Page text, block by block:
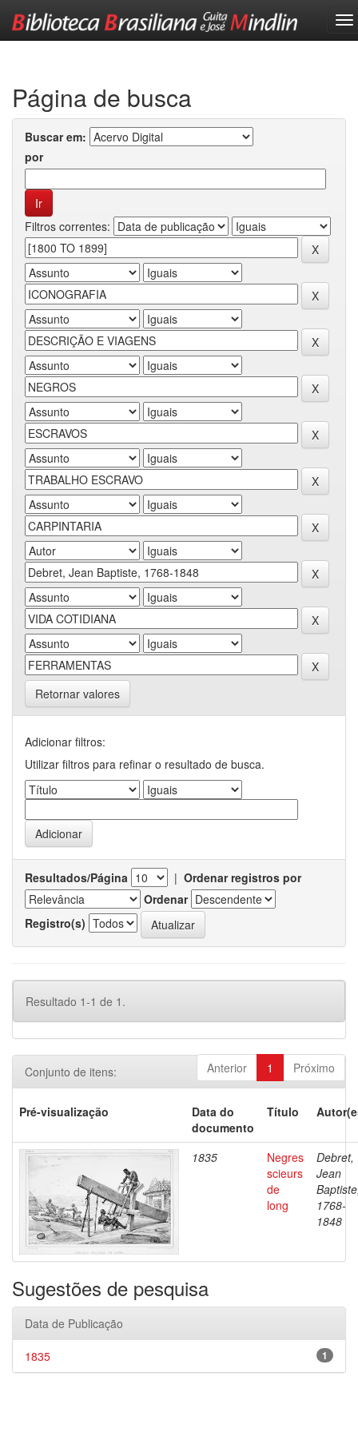
Página de busca
Buscar em:
por
Filtros correntes:
Retornar valores
Adicionar filtros:
Utilizar filtros para refinar o resultado de busca.
Resultados/Página | Ordenar registros por
Ordenar
Registro(s)
Resultado 1-1 de 1.
Anterior 1 Próximo
Conjunto de itens:
Pré-visualização
Data do
documento
Título
1835
Negres
scieurs
de
long
Debret,
Jean
1768-
1848
Sugestões de pesquisa
Data de Publicação
1
1835